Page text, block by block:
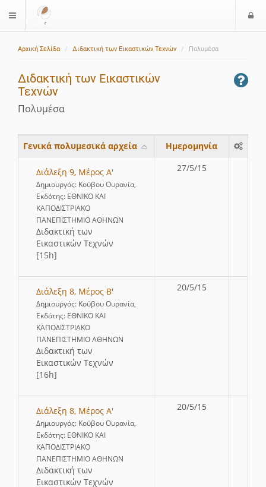
$langMenu
Αρχική Σελίδα Διδακτική των Εικαστικών Τεχνών Πολυμέσα
Διδακτική των Εικαστικών
Τεχνών
Πολυμέσα
Γενικά πολυμεσικά αρχεία Ημερομηνία
Διάλεξη 9, Μέρος Α'
Δημιουργός: Κούβου Ουρανία,
Εκδότης: ΕΘΝΙΚΟ ΚΑΙ
ΚΑΠΟΔΙΣΤΡΙΑΚΟ
ΠΑΝΕΠΙΣΤΗΜΙΟ ΑΘΗΝΩΝ
∆ιδακτική των
Εικαστικών Τεχνών
[15h]
27/5/15
Διάλεξη 8, Μέρος Β'
Δημιουργός: Κούβου Ουρανία,
Εκδότης: ΕΘΝΙΚΟ ΚΑΙ
ΚΑΠΟΔΙΣΤΡΙΑΚΟ
ΠΑΝΕΠΙΣΤΗΜΙΟ ΑΘΗΝΩΝ
∆ιδακτική των
Εικαστικών Τεχνών
[16h]
20/5/15
Διάλεξη 8, Μέρος Α'
Δημιουργός: Κούβου Ουρανία,
Εκδότης: ΕΘΝΙΚΟ ΚΑΙ
ΚΑΠΟΔΙΣΤΡΙΑΚΟ
ΠΑΝΕΠΙΣΤΗΜΙΟ ΑΘΗΝΩΝ
∆ιδακτική των
Εικαστικών Τεχνών
20/5/15